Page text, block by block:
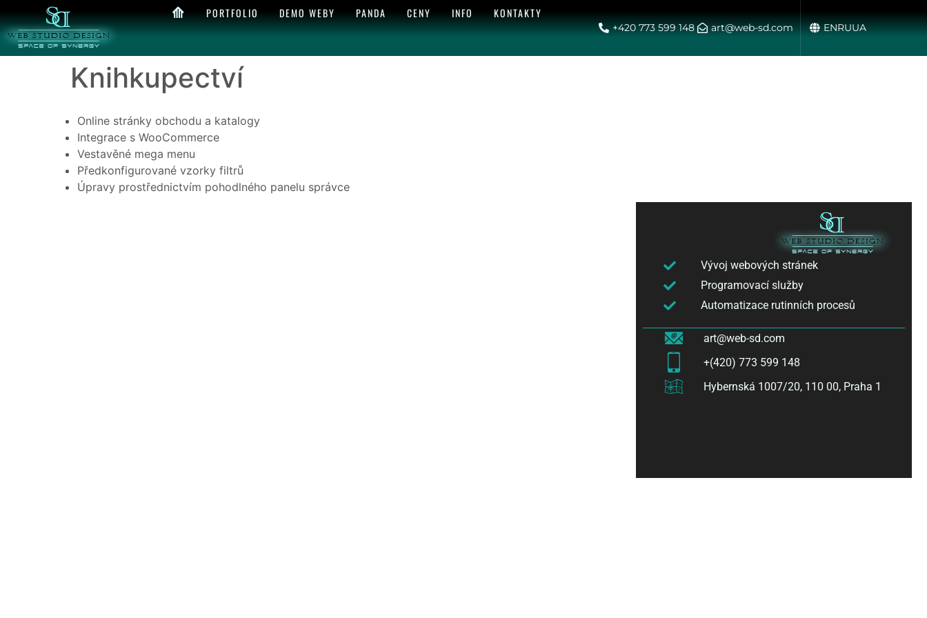
⟰ PORTFOLIO DEMO WEBY PANDA CENY INFO KONTAKTY
+420 773 599 148 art@web-sd.com ENRUUA
Knihkupectví
Online stránky obchodu a katalogy
Integrace s WooCommerce
Vestavěné mega menu
Předkonfigurované vzorky filtrů
Úpravy prostřednictvím pohodlného panelu správce
Vývoj webových stránek
Programovací služby
Automatizace rutinních procesů
art@web-sd.com
+(420) 773 599 148
Hybernská 1007/20, 110 00, Praha 1